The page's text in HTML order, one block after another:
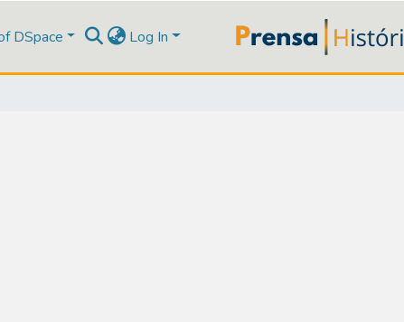
DSpace Log In